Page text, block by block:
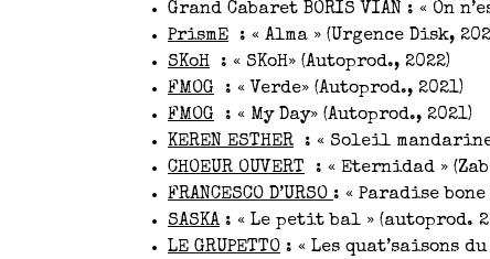
Grand Cabaret BORIS VIAN : « On
PrismE : « Alma » (Urgence Disk,
SKoH : « SKoH» (Autoprod., 2022)
FMOG : « Verde» (Autoprod., 2021)
FMOG : « My Day» (Autoprod., 2021)
KEREN ESTHER : « Soleil mandarine
CHOEUR OUVERT : « Eternidad »
FRANCESCO D’URSO : « Paradise
SASKA : « Le petit bal » (autoprod.
LE GRUPETTO : « Les quat’saisons